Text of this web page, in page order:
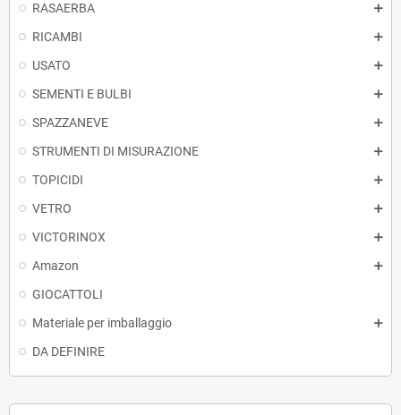
RASAERBA
RICAMBI
USATO
SEMENTI E BULBI
SPAZZANEVE
STRUMENTI DI MISURAZIONE
TOPICIDI
VETRO
VICTORINOX
Amazon
GIOCATTOLI
Materiale per imballaggio
DA DEFINIRE